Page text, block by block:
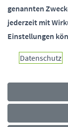
Rechtliches
Navigationsmenü
genannten
jederzeit mit
Einstellungen
Datenschutz